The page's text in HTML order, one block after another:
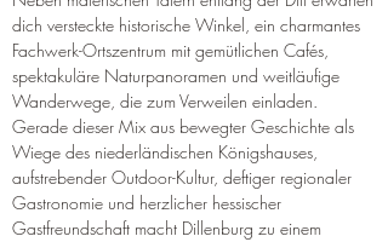
dich versteckte historische Winkel, ein charmantes
Fachwerk-Ortszentrum mit gemütlichen Cafés,
spektakuläre Naturpanoramen und weitläufige
Wanderwege, die zum Verweilen einladen.
Gerade dieser Mix aus bewegter Geschichte als
Wiege des niederländischen Königshauses,
aufstrebender Outdoor-Kultur, deftiger regionaler
Gastronomie und herzlicher hessischer
Gastfreundschaft macht Dillenburg zu einem